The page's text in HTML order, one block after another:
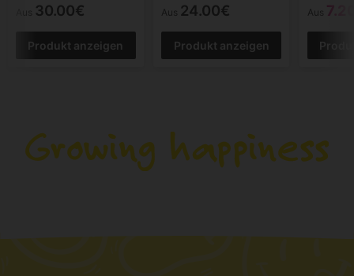
30.00€
Produkt anzeigen
Aus 24.00€
Produkt anzeigen
Aus